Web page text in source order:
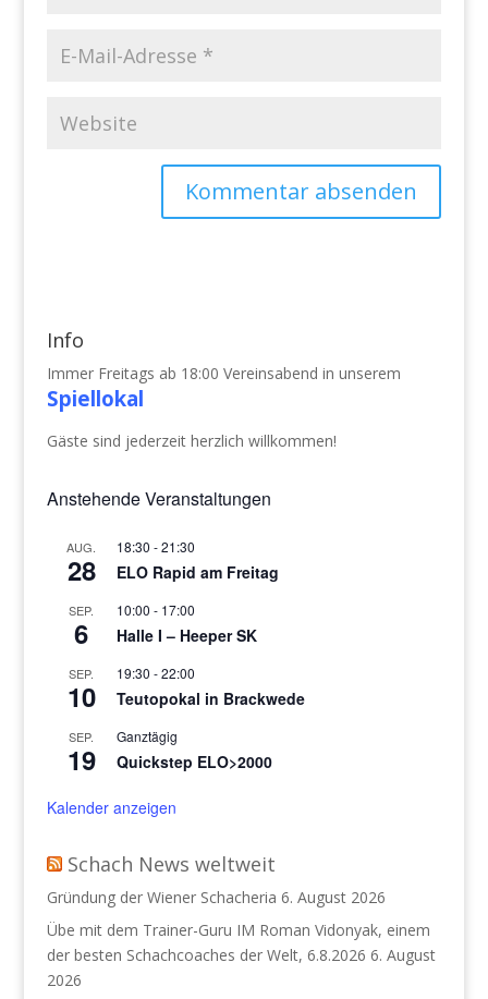
Info
Immer Freitags ab 18:00 Vereinsabend in unserem
Spiellokal
Gäste sind jederzeit herzlich willkommen!
Anstehende Veranstaltungen
AUG.
28
18:30 -21:30
ELO Rapid am Freitag
SEP.
6
10:00 - 17:00
Halle I – Heeper SK
SEP.
10
19:30 -22:00
Teutopokal in Brackwede
SEP.
19
Ganztägig
Quickstep ELO>2000
Kalender anzeigen
Schach News weltweit
Gründung der Wiener Schacheria 6. August 2026
Übe mit dem Trainer-Guru IM Roman Vidonyak, einem
der besten Schachcoaches der Welt, 6.8.2026 6. August
2026